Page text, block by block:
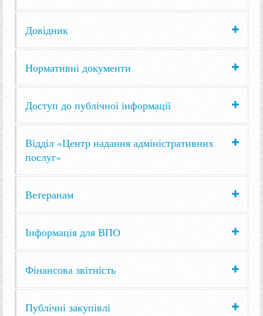
Довідник
Нормативні документи
Доступ до публічної інформації
Відділ «Центр надання адміністративних
послуг»
Ветеранам
Інформація для ВПО
Фінансова звітність
Публічні закупівлі